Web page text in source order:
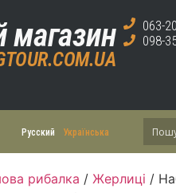
магазин
063-
098-
Русский Українська
рибалка / Жерлиці /